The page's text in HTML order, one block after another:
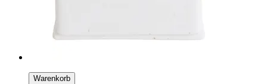
Warenkorb